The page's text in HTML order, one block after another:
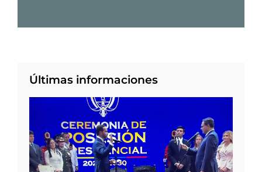
Últimas informaciones